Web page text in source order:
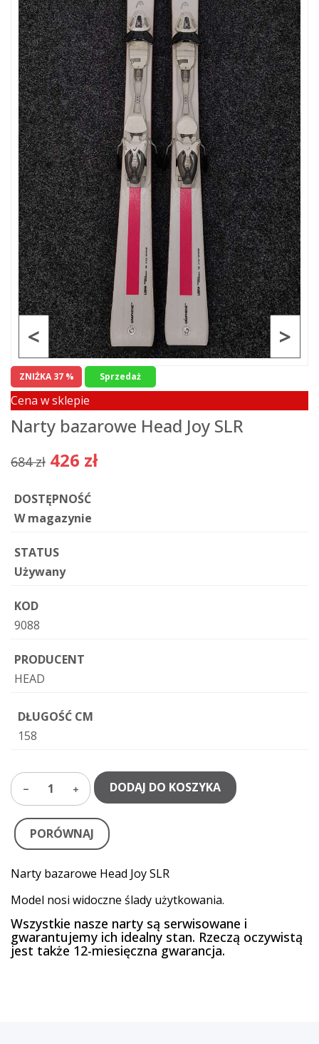
>
<
ZNIŻKA 37 % Sprzedaż
Cena w sklepie
Narty bazarowe Head Joy SLR
684 zł 426 zł
DOSTĘPNOŚĆ
W magazynie
STATUS
Używany
KOD
9088
PRODUCENT
HEAD
DŁUGOŚĆ CM
158
1 DODAJ DO KOSZYKA
PORÓWNAJ
Narty bazarowe Head Joy SLR
Model nosi widoczne ślady użytkowania.
Wszystkie nasze narty są serwisowane i
gwarantujemy ich idealny stan. Rzeczą oczywistą
jest także 12-miesięczna gwarancja.